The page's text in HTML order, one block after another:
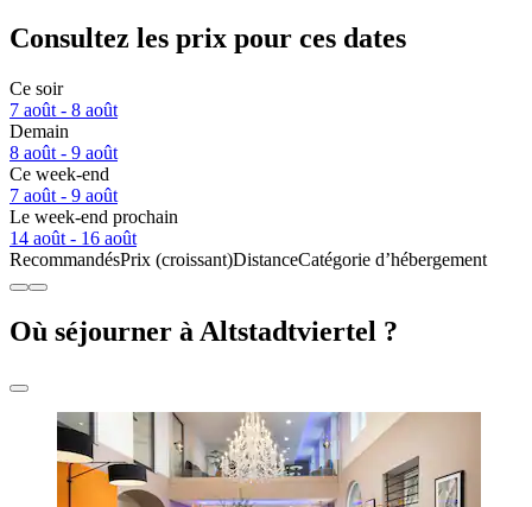
Consultez les prix pour ces dates
Ce soir
7 août - 8 août
Demain
8 août - 9 août
Ce week-end
7 août - 9 août
Le week-end prochain
14 août - 16 août
RecommandésPrix (croissant)DistanceCatégorie d’hébergement
Où séjourner à Altstadtviertel ?